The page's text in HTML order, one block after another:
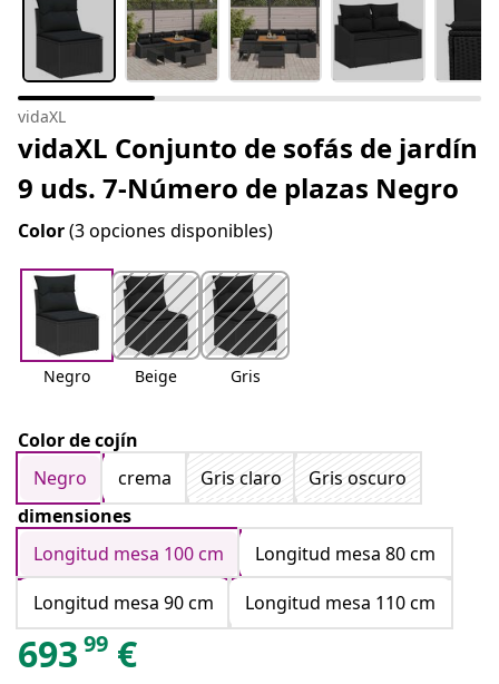
vidaXL
vidaXL Conjunto de sofás de jardín
9 uds. 7-Número de plazas Negro
Color(3 opciones disponibles)
Negro Beige Gris
Color de cojín
Negro
crema Gris claro
Gris oscuro
dimensiones
Longitud mesa 100 cm
Longitud mesa 80 cm
Longitud mesa 90 cm
Longitud mesa 110 cm
693 99 €